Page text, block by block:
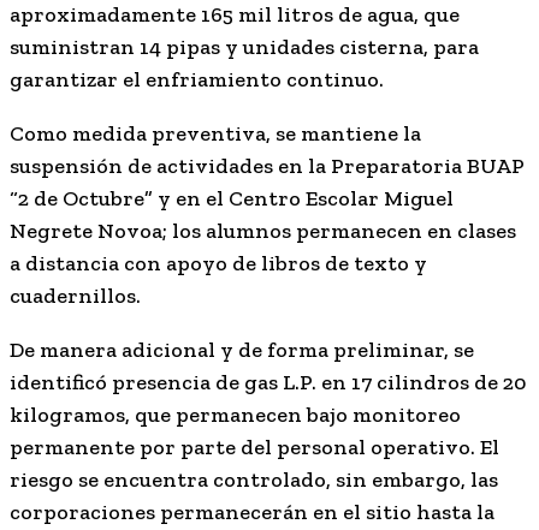
aproximadamente 165 mil litros de agua, que
suministran 14 pipas y unidades cisterna, para
garantizar el enfriamiento continuo.
Como medida preventiva, se mantiene la
suspensión de actividades en la Preparatoria BUAP
“2 de Octubre” y en el Centro Escolar Miguel
Negrete Novoa; los alumnos permanecen en clases
a distancia con apoyo de libros de texto y
cuadernillos.
De manera adicional y de forma preliminar, se
identificó presencia de gas L.P. en 17 cilindros de 20
kilogramos, que permanecen bajo monitoreo
permanente por parte del personal operativo. El
riesgo se encuentra controlado, sin embargo, las
corporaciones permanecerán en el sitio hasta la